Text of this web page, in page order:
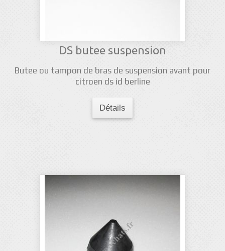
DS butee suspension
Butee ou tampon de bras de suspension avant pour
citroen ds id berline
Détails